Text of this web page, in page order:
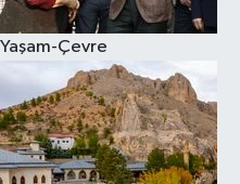
Yaşam-Çevre